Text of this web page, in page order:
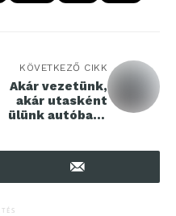
KÖVETKEZŐ CIKK
Akár vezetünk,
akár utasként
ülünk autóba, a